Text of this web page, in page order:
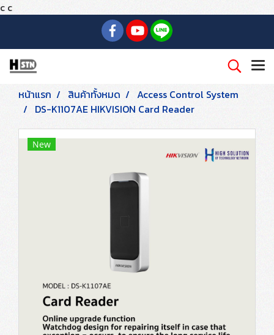
c c
หน้าแรก สินค้าทั้งหมด
Access Control System
DS-K1107AE HIKVISION Card Reader
New